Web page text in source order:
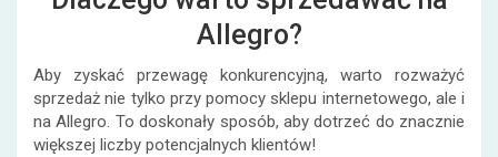
Allegro?
Aby zyskać przewagę konkurencyjną, warto rozważyć
sprzedaż nie tylko przy pomocy sklepu internetowego, ale i
na Allegro. To doskonały sposób, aby dotrzeć do znacznie
większej liczby potencjalnych klientów!